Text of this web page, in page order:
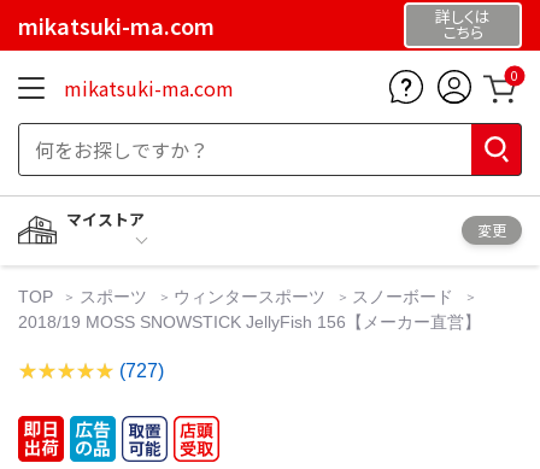
mikatsuki-ma.com 詳しくは
こちら
mikatsuki-ma.com 0
マイストア
変更
TOP スポーツ ウィンタースポーツ
スノーボード
2018/19 MOSS SNOWSTICK JellyFish 156【メーカー直営】
(727)